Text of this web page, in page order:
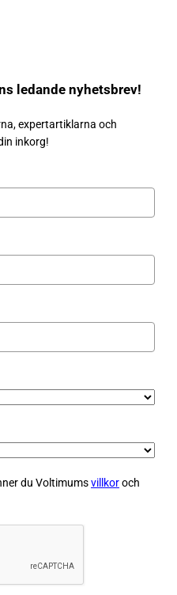
ledande nyhetsbrev!
expertartiklarna och
inkorg!
du Voltimumsvillkoroch